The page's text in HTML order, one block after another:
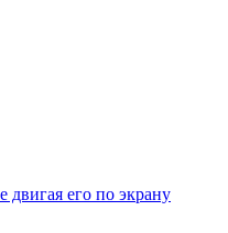
двигая его по экрану